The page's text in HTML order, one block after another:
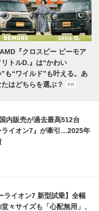
『クロスビー ビーモア
リトルD.』は“かわい
”も“ワイルド”も叶える。あ
たはどちらを選ぶ？
PR
内販売が過去最高512台
ライオン7』が牽引…2025年
ライオン7 新型試乗】全幅
々サイズも「心配無用」、